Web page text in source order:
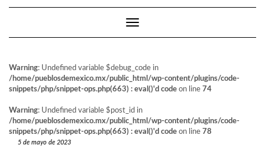
Cambiar modo de navegación
Warning: Undefined variable $debug_code in
/home/pueblosdemexico.mx/public_html/wp-content/plugins/code-
snippets/php/snippet-ops.php(663) : eval()'d code on line 74
Warning: Undefined variable $post_id in
/home/pueblosdemexico.mx/public_html/wp-content/plugins/code-
snippets/php/snippet-ops.php(663) : eval()'d code on line 78
5 de mayo de 2023